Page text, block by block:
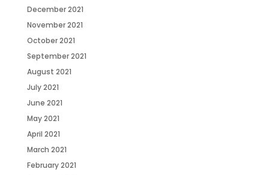
December 2021
November 2021
October 2021
September 2021
August 2021
July 2021
June 2021
May 2021
April 2021
March 2021
February 2021